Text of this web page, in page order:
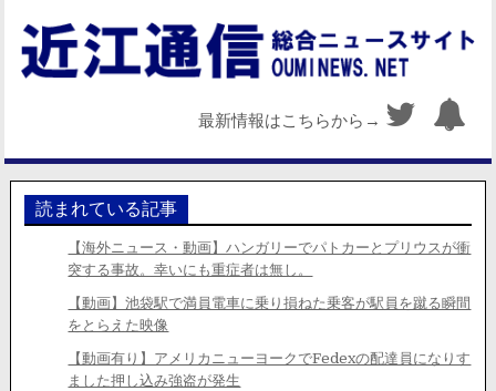
最新情報はこちらから→
読まれている記事
【海外ニュース・動画】ハンガリーでパトカーとプリウスが衝
突する事故。幸いにも重症者は無し。
【動画】池袋駅で満員電車に乗り損ねた乗客が駅員を蹴る瞬間
をとらえた映像
【動画有り】アメリカニューヨークでFedexの配達員になりす
ました押し込み強盗が発生